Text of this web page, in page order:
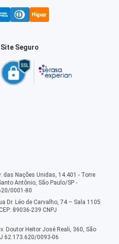
Site Seguro
das Nações Unidas, 14.401 - Torre
Antônio, São Paulo/SP -
0001-80
Dr. Léo de Carvalho, 74 – Sala 1105
89036-239 CNPJ
Doutor Heitor José Reali, 360, São
62.173.620/0093-06